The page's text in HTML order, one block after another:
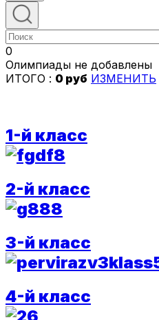
0
Олимпиады не добавлены
ИТОГО : 0 руб ИЗМЕНИТЬ
1-й класс
2-й класс
3-й класс
4-й класс